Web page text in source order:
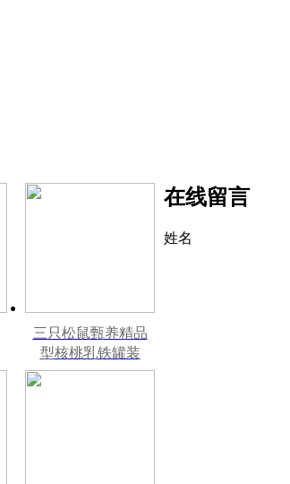
三只松鼠甄养精品
型核桃乳铁罐装
240ml*12罐
在线留言
姓名